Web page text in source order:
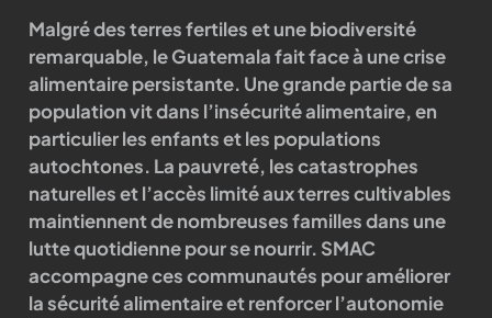
Malgré des terres fertiles et une biodiversité
remarquable, le Guatemala fait face à une crise
alimentaire persistante. Une grande partie de sa
population vit dans l’insécurité alimentaire, en
particulier les enfants et les populations
autochtones. La pauvreté, les catastrophes
naturelles et l’accès limité aux terres cultivables
maintiennent de nombreuses familles dans une
lutte quotidienne pour se nourrir. SMAC
accompagne ces communautés pour améliorer
la sécurité alimentaire et renforcer l’autonomie